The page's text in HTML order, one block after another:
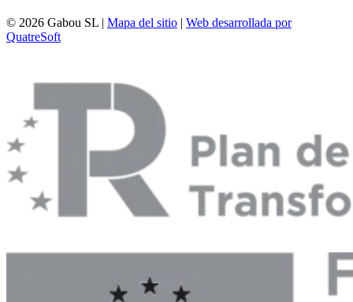
© 2026 Gabou SL | Mapa del sitio | Web desarrollada por
QuatreSoft